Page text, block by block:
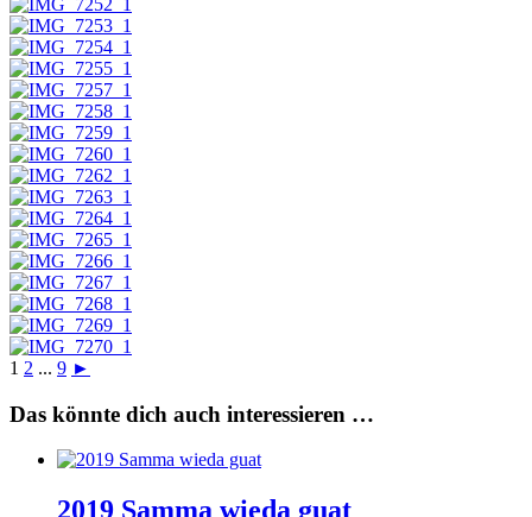
1 2 ... 9 ►
Das könnte dich auch interessieren …
2019 Samma wieda guat